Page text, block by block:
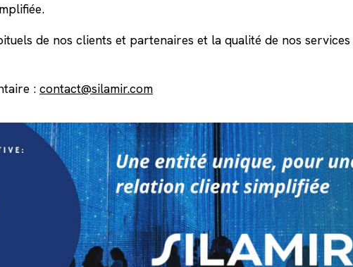
de nos clients et partenaires et la qualité de nos
: contact@silamir.com